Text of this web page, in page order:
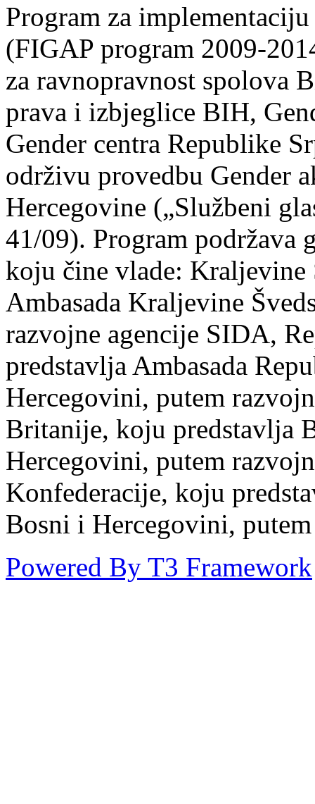
Program za
(FIGAP program 2009-
za ravnopravnost spolova
prava i izbjeglice BIH,
Gender centra Republike
održivu provedbu Gender
Hercegovine („Službeni
41/09). Program podržava
koju čine vlade: Kraljevine
Ambasada Kraljevine
razvojne agencije SIDA,
predstavlja Ambasada
Hercegovini, putem
Britanije, koju predstavlja
Hercegovini, putem
Konfederacije, koju
Bosni i Hercegovini,
Powered By T3 Framework